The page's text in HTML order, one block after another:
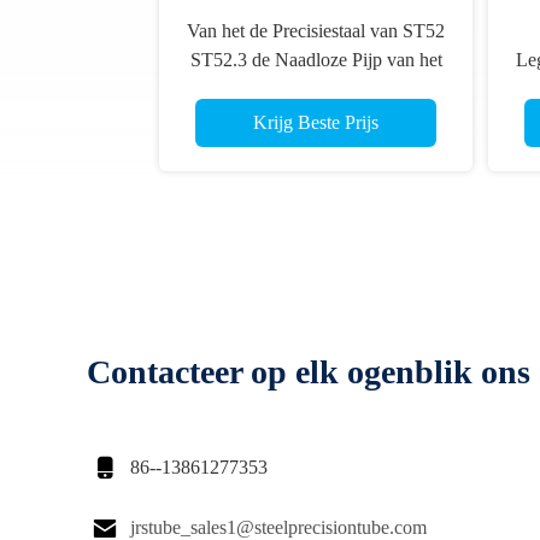
Van het de Precisiestaal van ST52
ST52.3 de Naadloze Pijp van het
Uitgedreven Staal
Krijg Beste Prijs
Contacteer op elk ogenblik ons
 86--13861277353
 jrstube_sales1@steelprecisiontube.com